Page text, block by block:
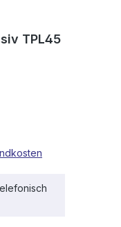
TPL45